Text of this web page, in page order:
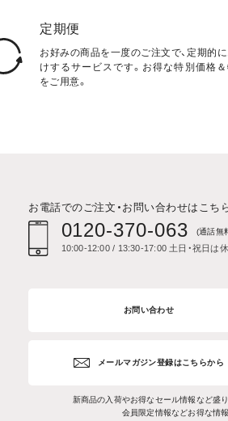
定期便
お好みの商品を一度のご注文で、定期的
けするサービスです。お得な特別価格
をご用意。
お電話でのご注文・お問い合わせはこち
0120-370-063 (通話無
10:00-12:00 / 13:30-17:00 土日・祝日は
お問い合わせ
メールマガジン登録はこちらから
新商品の入荷やお得なセール情報など盛り
会員限定情報などお得な情報